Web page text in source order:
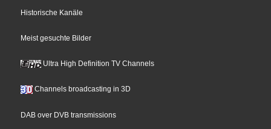
Historische Kanäle
Meist gesuchte Bilder
Ultra High Definition TV Channels
Channels broadcasting in 3D
DAB over DVB transmissions